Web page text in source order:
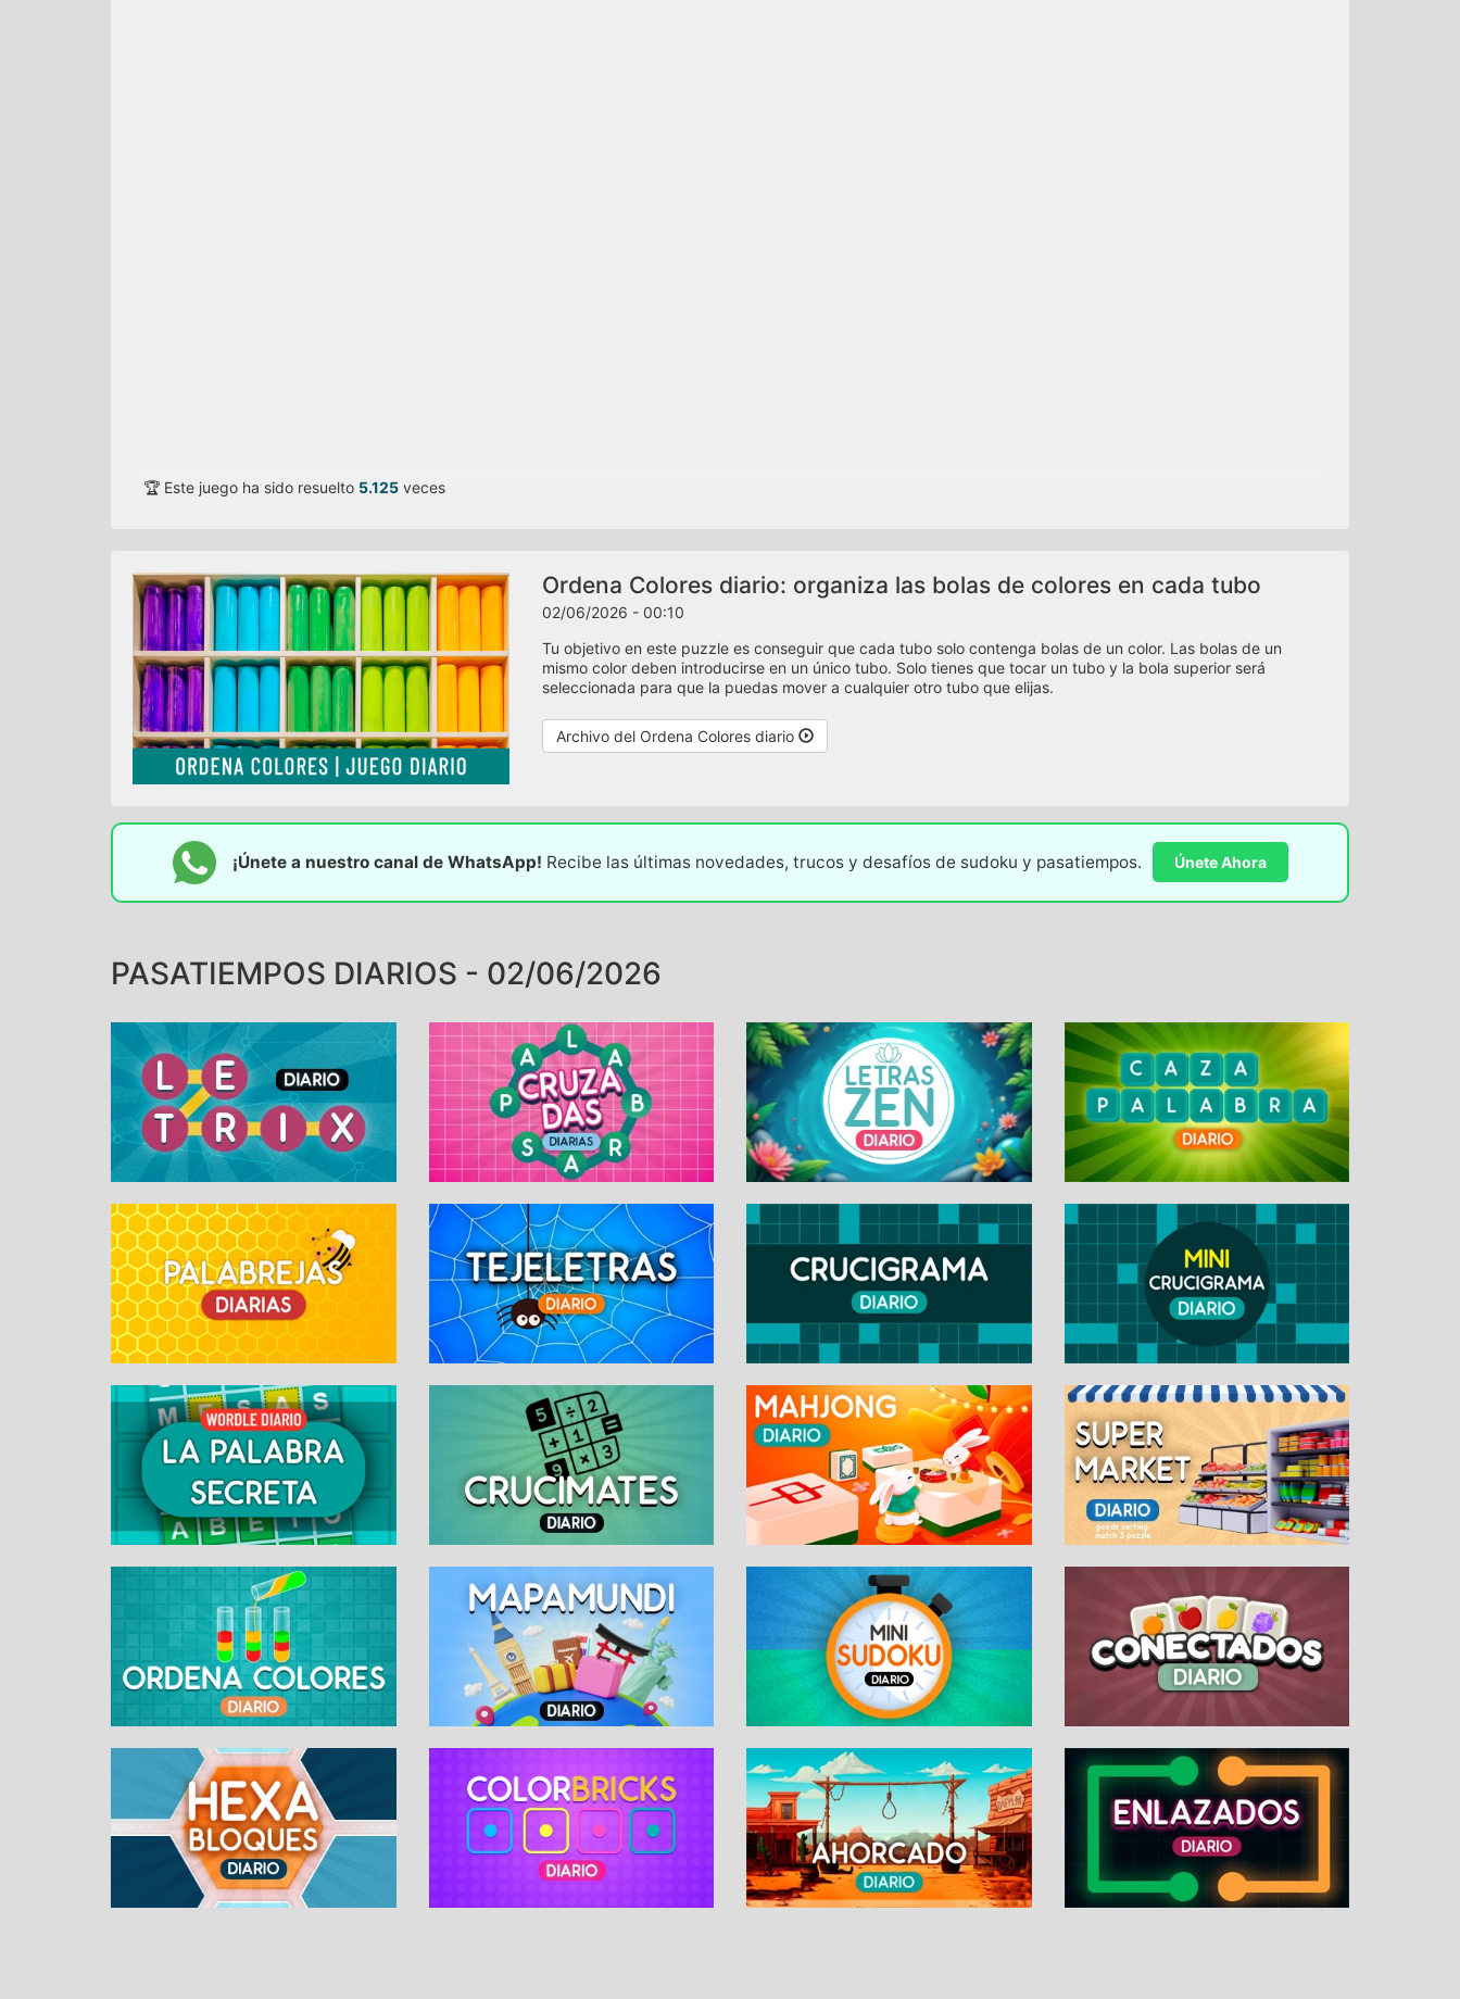
🏆 Este juego ha sido resuelto 5.125 veces
Ordena Colores diario: organiza las bolas de colores en cada tubo
02/06/2026 - 00:10
Tu objetivo en este puzzle es conseguir que cada tubo solo contenga bolas de un color. Las bolas de un
mismo color deben introducirse en un único tubo. Solo tienes que tocar un tubo y la bola superior será
seleccionada para que la puedas mover a cualquier otro tubo que elijas.
Archivo del Ordena Colores diario
¡Únete a nuestro canal de WhatsApp! Recibe las últimas novedades, trucos y desafíos de sudoku y pasatiempos. Únete Ahora
PASATIEMPOS DIARIOS - 02/06/2026